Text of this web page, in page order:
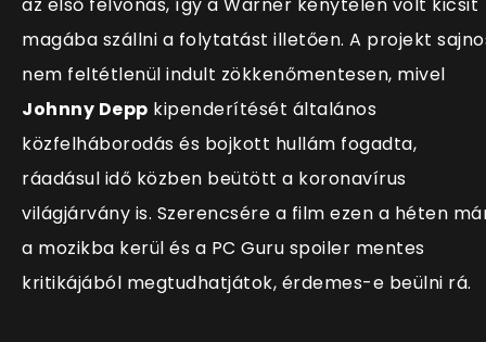
az első felvonás, így a Warner kénytelen volt kicsit
magába szállni a folytatást illetően. A projekt
nem feltétlenül indult zökkenőmentesen, mivel
Johnny Depp kipenderítését általános
közfelháborodás és bojkott hullám fogadta,
ráadásul idő közben beütött a koronavírus
világjárvány is. Szerencsére a film ezen a héten
a mozikba kerül és a PC Guru spoiler mentes
kritikájából megtudhatjátok, érdemes-e beülni rá.